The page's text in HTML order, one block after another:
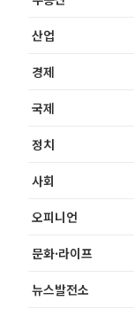
산업
경제
국제
정치
사회
오피니언
문화·라이프
뉴스발전소